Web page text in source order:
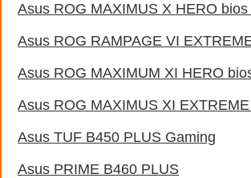
Asus ROG MAXIMUS X HERO
Asus ROG RAMPAGE VI
Asus ROG MAXIMUM XI HERO
Asus ROG MAXIMUS XI
Asus TUF B450 PLUS Gaming
Asus PRIME B460 PLUS